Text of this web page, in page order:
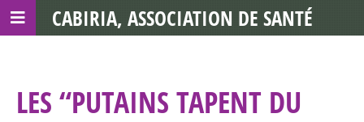
LES “PUTAINS TAPENT DU
CABIRIA, ASSOCIATION DE SANTÉ